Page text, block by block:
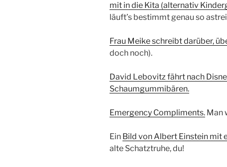
mit in die Kita (alternativ
läuft’s bestimmt genau so
Frau Meike schreibt darüber,
doch noch).
David Lebovitz fährt nach
Schaumgummibären.
Emergency Compliments. Man
Ein Bild von Albert Einstein mit
alte Schatztruhe, du!